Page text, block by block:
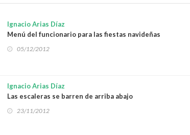
Ignacio Arias Díaz
Menú del funcionario para las fiestas navideñas
05/12/2012
Ignacio Arias Díaz
Las escaleras se barren de arriba abajo
23/11/2012